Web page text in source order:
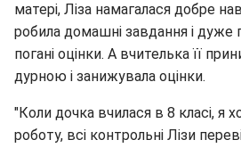
матері, Ліза намагалася добре
робила домашні завдання і дуже
погані оцінки. А вчителька її
дурною і занижувала оцінки.
"Коли дочка вчилася в 8 класі, я
роботу, всі контрольні Лізи